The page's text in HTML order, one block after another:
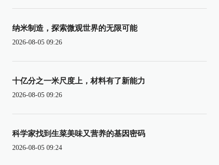
纳米制造，探索微观世界的无限可能
2026-08-05 09:26
十亿分之一米尺度上，材料有了新能力
2026-08-05 09:26
科学家找到生菜美味又营养的基因密码
2026-08-05 09:24